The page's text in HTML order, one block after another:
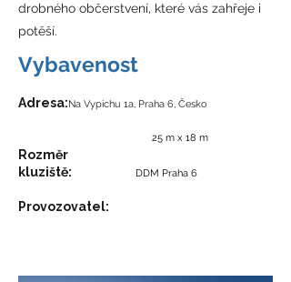
drobného občerstvení, které vás zahřeje i
potěší.
Vybavenost
Na Vypichu 1a, Praha 6, Česko
​Adresa:
Rozměr
kluziště:
Provozovatel:
25 m x 18 m
DDM Praha 6